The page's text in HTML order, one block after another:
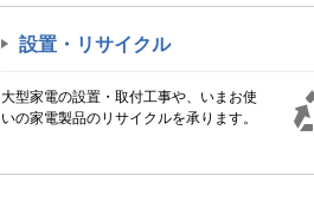
設置・リサイクル
大型家電の設置・取付工事や、いまお使
いの家電製品のリサイクルを承ります。